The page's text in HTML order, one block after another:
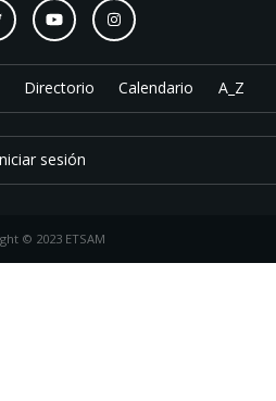
Directorio Calendario A_Z
sesión
© 2023 ETSAM